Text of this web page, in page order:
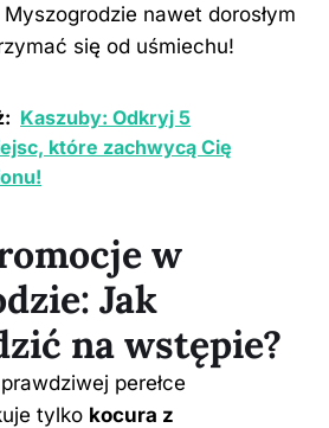
nawet dorosłym
się od uśmiechu!
Kaszuby: Odkryj 5
które zachwycą Cię
w
Jak
na wstępie?
perełce
tylko kocura z